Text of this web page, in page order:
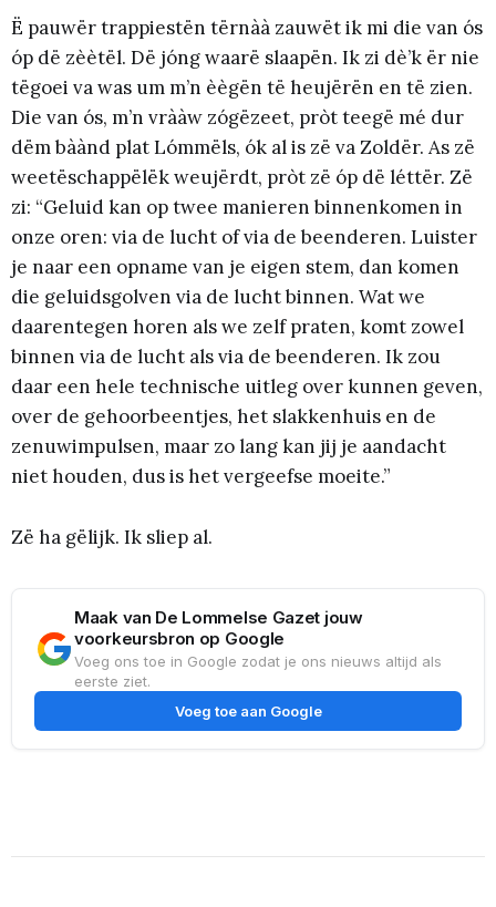
Ë pauwër trappiestën tërnàà zauwët ik mi die van ós
óp dë zèètël. Dë jóng waarë slaapën. Ik zi dè’k ër nie
tëgoei va was um m’n èègën të heujërën en të zien.
Die van ós, m’n vrààw zógëzeet, pròt teegë mé dur
dëm bàànd plat Lómmëls, ók al is zë va Zoldër. As zë
weetëschappëlëk weujërdt, pròt zë óp dë léttër. Zë
zi: “Geluid kan op twee manieren binnenkomen in
onze oren: via de lucht of via de beenderen. Luister
je naar een opname van je eigen stem, dan komen
die geluidsgolven via de lucht binnen. Wat we
daarentegen horen als we zelf praten, komt zowel
binnen via de lucht als via de beenderen. Ik zou
daar een hele technische uitleg over kunnen geven,
over de gehoorbeentjes, het slakkenhuis en de
zenuwimpulsen, maar zo lang kan jij je aandacht
niet houden, dus is het vergeefse moeite.”
Zë ha gëlijk. Ik sliep al.
Maak van De Lommelse Gazet jouw
voorkeursbron op Google
Voeg ons toe in Google zodat je ons nieuws altijd als
eerste ziet.
Voeg toe aan Google